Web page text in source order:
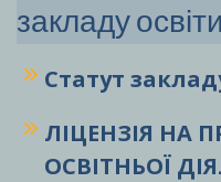
закладу освіти
Статут
ЛІЦЕНЗІЯ НА
ОСВІТНЬОЇ